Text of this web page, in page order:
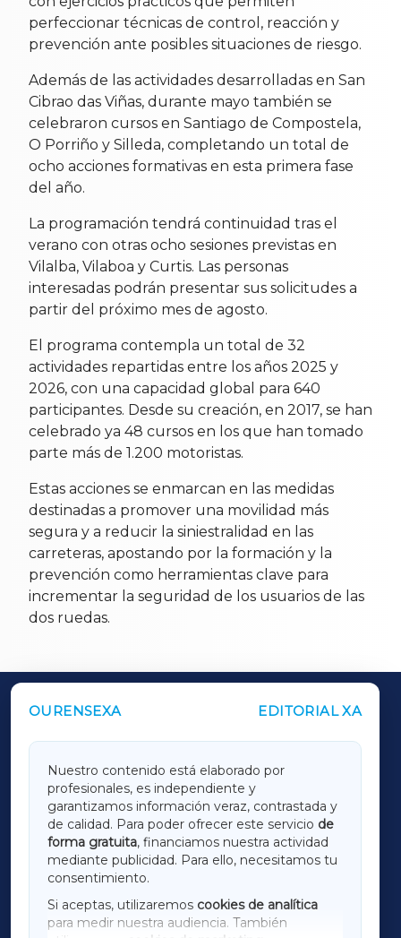
perfeccionar técnicas de control, reacción y
prevención ante posibles situaciones de riesgo.
Además de las actividades desarrolladas en San
Cibrao das Viñas, durante mayo también se
celebraron cursos en Santiago de Compostela,
O Porriño y Silleda, completando un total de
ocho acciones formativas en esta primera fase
del año.
La programación tendrá continuidad tras el
verano con otras ocho sesiones previstas en
Vilalba, Vilaboa y Curtis. Las personas
interesadas podrán presentar sus solicitudes a
partir del próximo mes de agosto.
El programa contempla un total de 32
actividades repartidas entre los años 2025 y
2026, con una capacidad global para 640
participantes. Desde su creación, en 2017, se han
celebrado ya 48 cursos en los que han tomado
parte más de 1.200 motoristas.
Estas acciones se enmarcan en las medidas
destinadas a promover una movilidad más
segura y a reducir la siniestralidad en las
carreteras, apostando por la formación y la
prevención como herramientas clave para
incrementar la seguridad de los usuarios de las
dos ruedas.
OURENSEXA EDITORIAL XA
Nuestro contenido está elaborado por
profesionales, es independiente y
garantizamos información veraz, contrastada y
de calidad. Para poder ofrecer este servicio de
forma gratuita, financiamos nuestra actividad
mediante publicidad. Para ello, necesitamos tu
consentimiento.
Si aceptas, utilizaremos cookies de analítica
para medir nuestra audiencia. También
OUTROS PERIÓDICOS
LUGOXA
TERRACHAXA